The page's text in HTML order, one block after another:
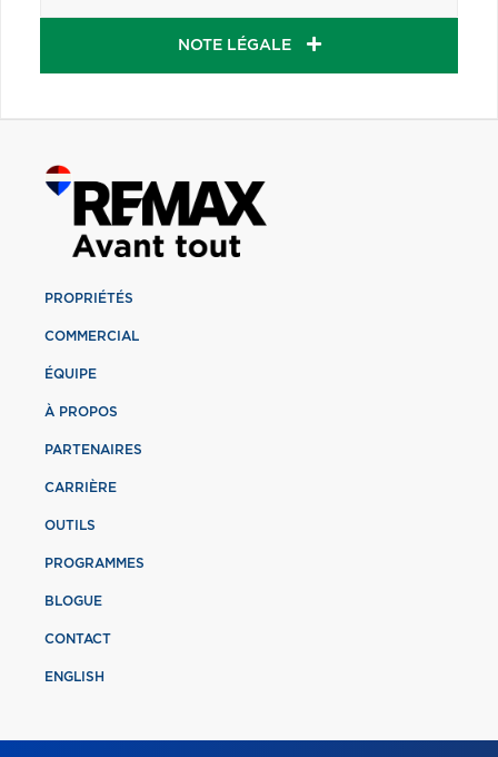
NOTE LÉGALE
PROPRIÉTÉS
COMMERCIAL
ÉQUIPE
À PROPOS
PARTENAIRES
CARRIÈRE
OUTILS
PROGRAMMES
BLOGUE
CONTACT
ENGLISH